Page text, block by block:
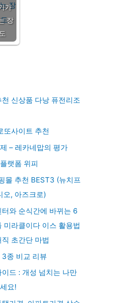
가
장
신상품 다낭 퓨전리조
또사이트 추천
– 레카네맙의 평가
랫폼 위피
몰 추천 BEST3 (뉴치프
오, 아즈크로)
와 순식간에 바뀌는 6
미라클이다 이스 활용법
초간단 마법
종 비교 리뷰
드 : 개성 넘치는 나만
요!